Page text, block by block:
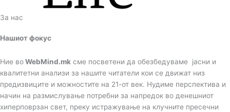
За нас
Нашиот фокус
Ние воWebMind.mk сме посветени да обезбедуваме јасни и
квалитетни анализи за нашите читатели кои се движат низ
предизвиците и можностите на 21-от век. Нудиме перспектива и
начин на размислување потребни за напредок во денешниот
хиперповрзан свет, преку истражување на клучните пресечни